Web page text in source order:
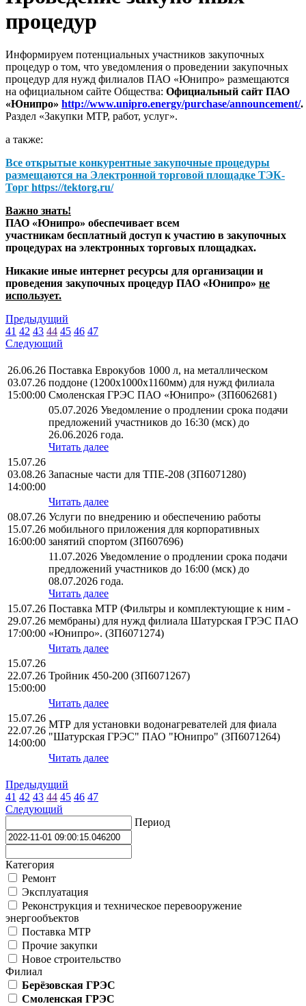
процедур
Информируем потенциальных участников закупочных
процедур о том, что уведомления о проведении закупочных
процедур для нужд филиалов ПАО «Юнипро» размещаются
на официальном сайте Общества: Официальный сайт ПАО
«Юнипро» http://www.unipro.energy/purchase/announcement/.
Раздел «Закупки МТР, работ, услуг».
а также:
Все открытые конкурентные закупочные процедуры
размещаются на Электронной торговой площадке ТЭК-
Торг https://tektorg.ru/
Важно знать!
ПАО «Юнипро» обеспечивает всем
участникам бесплатный доступ к участию в закупочных
процедурах на электронных торговых площадках.
Никакие иные интернет ресурсы для организации и
проведения закупочных процедур ПАО «Юнипро» не
использует.
Предыдущий
41 42 43 44 45 46 47
Следующий
26.06.26
03.07.26
15:00:00
Поставка Еврокубов 1000 л, на металлическом
поддоне (1200х1000х1160мм) для нужд филиала
Смоленская ГРЭС ПАО «Юнипро» (ЗП6062681)
05.07.2026 Уведомление о продлении срока подачи
предложений участников до 16:30 (мск) до
26.06.2026 года.
Читать далее
15.07.26
03.08.26
14:00:00
Запасные части для ТПЕ-208 (ЗП6071280)
Читать далее
08.07.26
15.07.26
16:00:00
Услуги по внедрению и обеспечению работы
мобильного приложения для корпоративных
занятий спортом (ЗП607696)
11.07.2026 Уведомление о продлении срока подачи
предложений участников до 16:00 (мск) до
08.07.2026 года.
Читать далее
15.07.26
29.07.26
17:00:00
Поставка МТР (Фильтры и комплектующие к ним -
мембраны) для нужд филиала Шатурская ГРЭС ПАО
«Юнипро». (ЗП6071274)
Читать далее
15.07.26
22.07.26
15:00:00
Тройник 450-200 (ЗП6071267)
Читать далее
15.07.26
22.07.26
14:00:00
МТР для установки водонагревателей для фиала
"Шатурская ГРЭС" ПАО "Юнипро" (ЗП6071264)
Читать далее
Предыдущий
41 42 43 44 45 46 47
Следующий
Период
Категория
Ремонт
Эксплуатация
Реконструкция и техническое перевооружение
энергообъектов
Поставка МТР
Прочие закупки
Новое строительство
Филиал
Берёзовская ГРЭС
Смоленская ГРЭС